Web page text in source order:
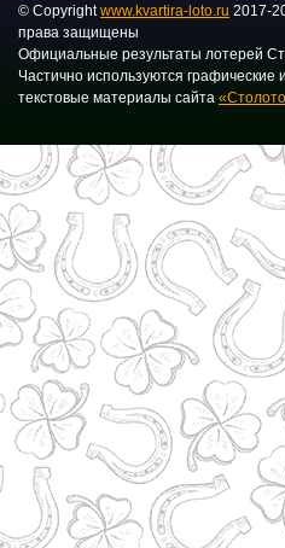
© Copyrightwww.kvartira-loto.ru 2017-
права защищены
Официальные результаты лотерей
Частично используются графические и
текстовые материалы сайта